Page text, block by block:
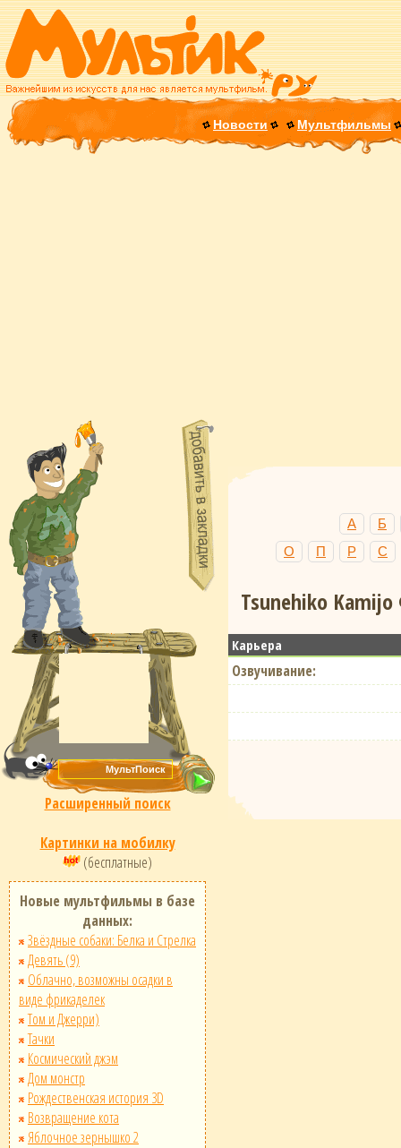
Новости Мультфильмы
Расширенный поиск
Картинки на мобилку
(бесплатные)
Новые мультфильмы в базе
данных:
Звёздные собаки: Белка и Стрелка
Девять (9)
Облачно, возможны осадки в
виде фрикаделек
Том и Джерри)
Тачки
Космический джэм
Дом монстр
Рождественская история 3D
Возвращение кота
Яблочное зернышко 2
А
Б
О
П Р С
Tsunehiko
Карьера
Озвучивание: